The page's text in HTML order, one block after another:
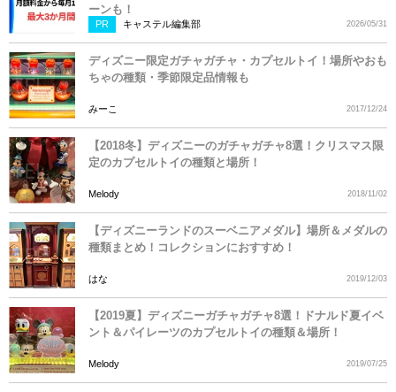
ーンも！
PR キャステル編集部 2026/05/31
ディズニー限定ガチャガチャ・カプセルトイ！場所やおも
ちゃの種類・季節限定品情報も
みーこ 2017/12/24
【2018冬】ディズニーのガチャガチャ8選！クリスマス限
定のカプセルトイの種類と場所！
Melody 2018/11/02
【ディズニーランドのスーベニアメダル】場所＆メダルの
種類まとめ！コレクションにおすすめ！
はな 2019/12/03
【2019夏】ディズニーガチャガチャ8選！ドナルド夏イベ
ント＆パイレーツのカプセルトイの種類＆場所！
Melody 2019/07/25